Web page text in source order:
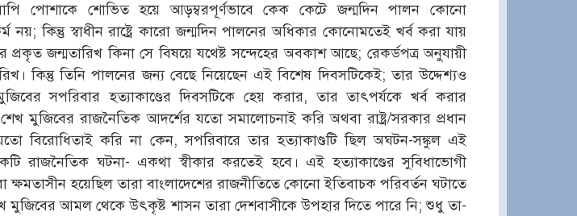
পোশাকে শোভিত হয়ে আড়ম্বরপূর্ণভাবে কেক কেটে জন্মদিন পালন কোনো
নয়; কিন্তু স্বাধীন রাষ্ট্রে কারো জন্মদিন পালনের অধিকার কোনোমতেই খর্ব করা যায়
জন্মতারিখ কিনা সে বিষয়ে যথেষ্ট সন্দেহের অবকাশ আছে; রেকর্ডপত্র অনুযায়ী
কিন্তু তিনি পালনের জন্য বেছে নিয়েছেন এই বিশেষ দিবসটিকেই; তার উদ্দেশ্যও
সপরিবার হত্যাকাণ্ডের দিবসটিকে হেয় করার, তার তাৎপর্যকে খর্ব করার
মুজিবের রাজনৈতিক আদর্শের যতো সমালোচনাই করি অথবা রাষ্ট্র/সরকার প্রধান
যতো বিরোধিতাই করি না কেন, সপরিবারে তার হত্যাকাণ্ডটি ছিল অঘটন-সঙ্কুল এই
রাজনৈতিক ঘটনা- একথা স্বীকার করতেই হবে। এই হত্যাকাণ্ডের সুবিধাভোগী
ক্ষমতাসীন হয়েছিল তারা বাংলাদেশের রাজনীতিতে কোনো ইতিবাচক পরিবর্তন ঘটাতে
মুজিবের আমল থেকে উৎকৃষ্ট শাসন তারা দেশবাসীকে উপহার দিতে পারে নি; শুধু তা-